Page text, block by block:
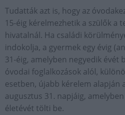
Tudatták azt is, hogy az
15-éig kérelmezhetik a szülők a
hivatalnál. Ha családi
indokolja, a gyermek egy évig
31-éig, amelyben negyedik
óvodai foglalkozások alól,
esetben, újabb kérelem alapján
augusztus 31. napjáig,
életévét tölti be.